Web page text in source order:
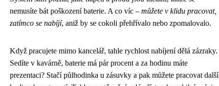
nemusíte bát poškození baterie. A co víc – můžete v klidu pracovat,
zatímco se nabíjí, aniž by se cokoli přehřívalo nebo zpomalovalo.
Když pracujete mimo kancelář, tahle rychlost nabíjení dělá zázraky.
Sedíte v kavárně, baterie má pár procent a za hodinu máte
prezentaci? Stačí půlhodinka u zásuvky a pak můžete pracovat další